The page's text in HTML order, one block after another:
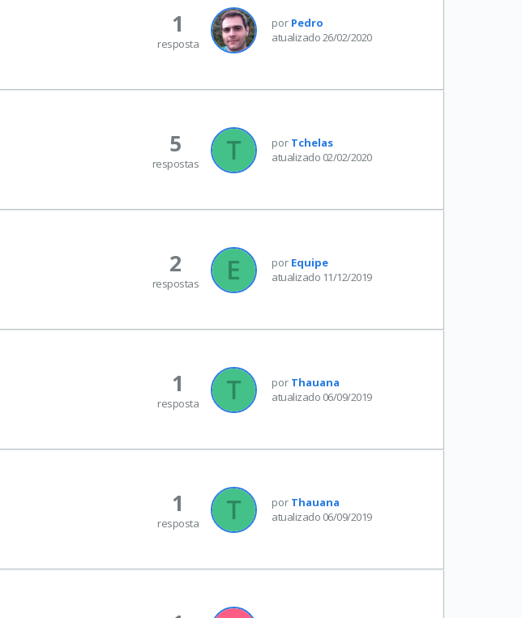
por Pedro
atualizado 26/02/2020
1
resposta
por Tchelas
atualizado 02/02/2020
5
respostas
por Equipe
atualizado 11/12/2019
2
respostas
por Thauana
atualizado 06/09/2019
1
resposta
por Thauana
atualizado 06/09/2019
1
resposta